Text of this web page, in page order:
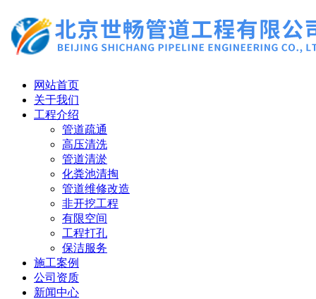
网站首页
关于我们
工程介绍
管道疏通
高压清洗
管道清淤
化粪池清掏
管道维修改造
非开挖工程
有限空间
工程打孔
保洁服务
施工案例
公司资质
新闻中心